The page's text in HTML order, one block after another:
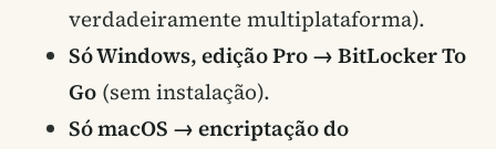
verdadeiramente multiplataforma).
Só Windows, edição Pro → BitLocker To
Go (sem instalação).
Só macOS → encriptação do